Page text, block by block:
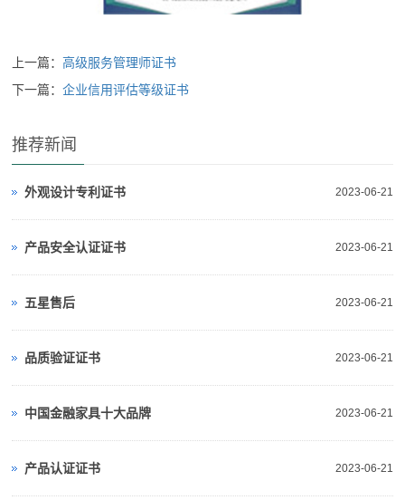
上一篇：高级服务管理师证书
下一篇：企业信用评估等级证书
推荐新闻
2023-06-21
外观设计专利证书
2023-06-21
产品安全认证证书
2023-06-21
五星售后
2023-06-21
品质验证证书
2023-06-21
中国金融家具十大品牌
2023-06-21
产品认证证书